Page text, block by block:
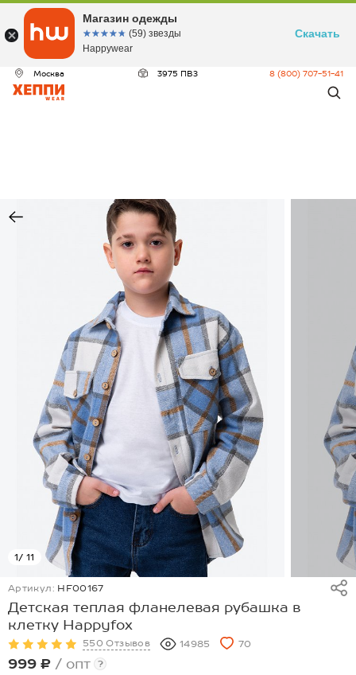
Москва 3975 ПВЗ 8 (800) 707-51-41
1/ 11
Артикул: HF00167
Детская теплая фланелевая рубашка в
клетку Happyfox
550 Отзывов 14985 70
999 ₽ / опт ?
Магазин одежды
☆☆☆☆☆
★★★★★ (59) звезды
Happywear
Скачать